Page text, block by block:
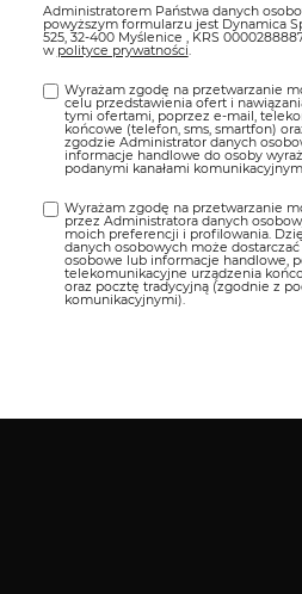
Administratorem Państwa danych
powyższym formularzu jest Dynamica
525, 32-400 Myślenice , KRS
w polityce prywatności.
Wyrażam zgodę na przetwarzanie
celu przedstawienia ofert i
tymi ofertami, poprzez e-mail,
końcowe (telefon, sms, smartfon)
zgodzie Administrator danych
informacje handlowe do osoby
podanymi kanałami
Wyrażam zgodę na przetwarzanie
przez Administratora danych
moich preferencji i profilowania.
danych osobowych może
osobowe lub informacje handlowe,
telekomunikacyjne urządzenia
oraz pocztę tradycyjną (zgodnie z
komunikacyjnymi).